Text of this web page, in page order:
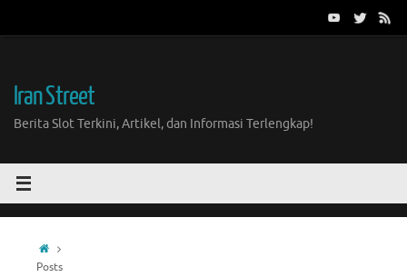
Iran Street
Berita Slot Terkini, Artikel, dan Informasi Terlengkap!
Home
Posts